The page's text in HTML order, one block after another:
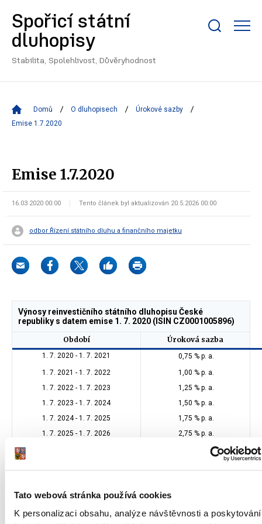
Tato webová stránka používá cookies
K personalizaci obsahu, analýze návštěvnosti a poskytování
Spořicí státní
dluhopisy
Stabilita, Spolehlivost, Důvěryhodnost
Domů O dluhopisech
Úrokové sazby
Emise 1.7.2020
Emise 1.7.2020
16.03.2020 00:00 Tento článek byl aktualizován 20.5.2026 00:00
odbor Řízení státního dluhu a finančního majetku
Období Úroková sazba
Výnosy reinvestičního státního dluhopisu České
republiky s datem emise 1. 7. 2020 (ISIN CZ0001005896)
1. 7. 2020 - 1. 7. 2021 0,75 % p. a.
1. 7. 2021 - 1. 7. 2022
1,00 % p. a.
1. 7. 2022 - 1. 7. 2023
1,25 % p. a.
1. 7. 2023 - 1. 7. 2024
1,50 % p. a.
1. 7. 2024 - 1. 7. 2025
1,75 % p. a.
1. 7. 2025 - 1. 7. 2026
2,75 % p. a.
1. 7. 2020 - 1. 7. 2021
3,56306 % p. a.